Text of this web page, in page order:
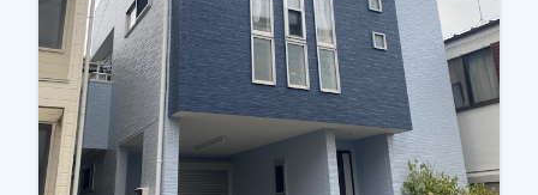
ろ、・屋根材の劣化・外壁の目地（コーキング）
の傷みが進んでいることが分かり、今回の工事を
ご検討いただくことになりました。屋根について
は、塗装ではなく耐久性を考慮し、**屋根カバー
工法（重ね葺き工事）**をご提案させていただ
き、外壁は塗装工事にて施工させていただきまし